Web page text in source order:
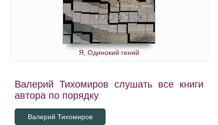
Я, Одинокий гений
Валерий Тихомиров слушать все книги
автора по порядку
Валерий Тихомиров